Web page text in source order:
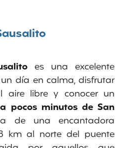
es una excelente
día en calma, disfrutar
aire libre y conocer un
a pocos minutos de San
de una encantadora
km al norte del puente